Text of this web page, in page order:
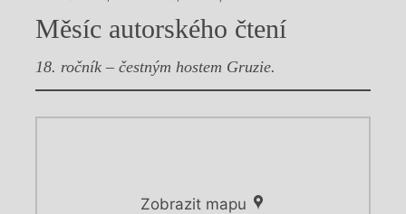
Měsíc autorského čtení
18. ročník – čestným hostem Gruzie.
Zobrazit mapu